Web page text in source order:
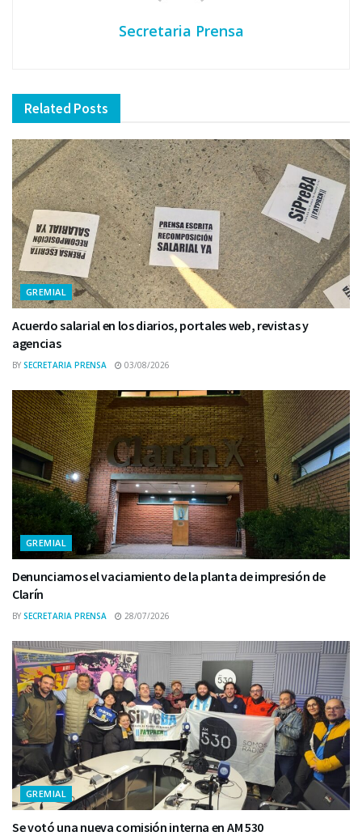
Secretaria Prensa
Related Posts
GREMIAL
Acuerdo salarial en los diarios, portales web, revistas y
agencias
BY SECRETARIA PRENSA 03/08/2026
GREMIAL
Denunciamos el vaciamiento de la planta de impresión de
Clarín
BY SECRETARIA PRENSA 28/07/2026
GREMIAL
Se votó una nueva comisión interna en AM 530